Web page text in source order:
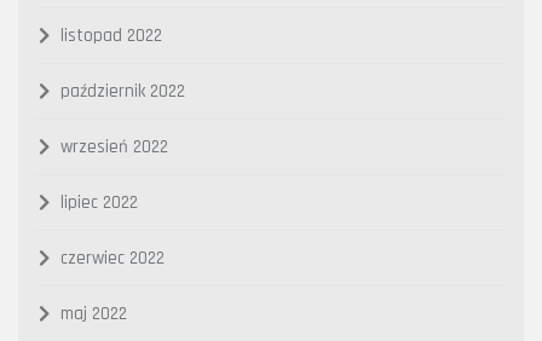
listopad 2022
październik 2022
wrzesień 2022
lipiec 2022
czerwiec 2022
maj 2022